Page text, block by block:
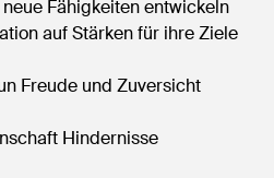
Fähigkeiten entwickeln
auf Stärken für ihre Ziele
Freude und Zuversicht
Hindernisse